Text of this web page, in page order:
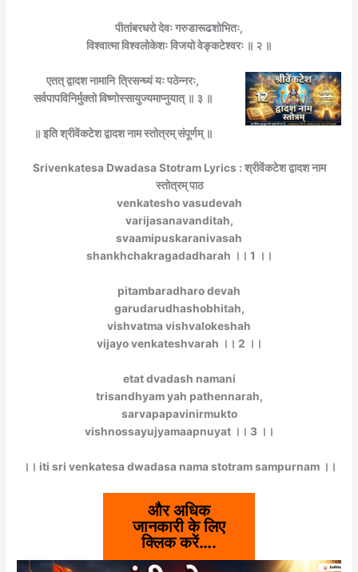
पीतांबरधरो देवः गरुडारूढशोभितः,
विश्वात्मा विश्वलोकेशः विजयो वेङ्कटेश्वरः ॥ २ ॥
एतत् द्वादश नामानि त्रिसन्ध्यं यः पठेन्नरः,
सर्वपापविनिर्मुक्तो विष्णोस्सायुज्यमाप्नुयात् ॥ ३ ॥
॥ इति श्रीवेंकटेश द्वादश नाम स्तोत्रम् संपूर्णम् ॥
Srivenkatesa Dwadasa Stotram Lyrics : श्रीवेंकटेश द्वादश नाम
स्तोत्रम् पाठ
venkatesho vasudevah
varijasanavanditah,
svaamipuskaranivasah
shankhchakragadadharah ।। 1 ।।
pitambaradharo devah
garudarudhashobhitah,
vishvatma vishvalokeshah
vijayo venkateshvarah ।। 2 ।।
etat dvadash namani
trisandhyam yah pathennarah,
sarvapapavinirmukto
vishnossayujyamaapnuyat ।। 3 ।।
।। iti sri venkatesa dwadasa nama stotram sampurnam ।।
और अधिक
जानकारी के लिए
क्लिक करें….